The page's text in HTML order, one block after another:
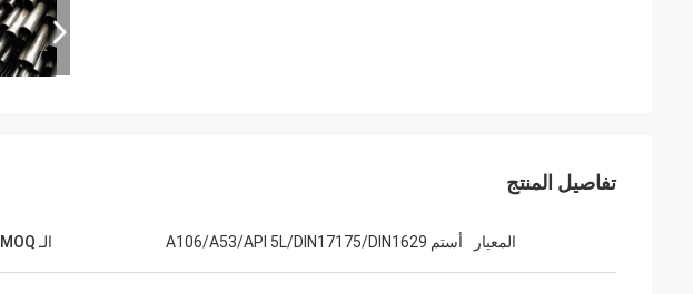
تفاصيل المنتج
المعيار أستم A106/A53/API 5L/DIN17175/DIN1629 الـ MOQ